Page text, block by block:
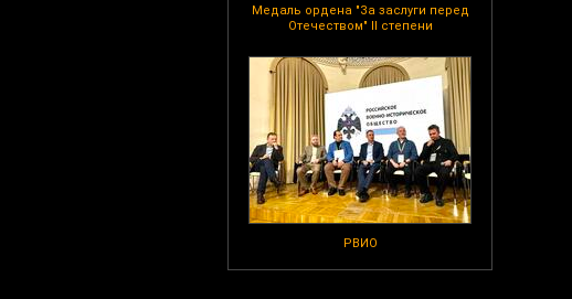
Медаль ордена "За заслуги перед
Отечеством" II степени
РВИО